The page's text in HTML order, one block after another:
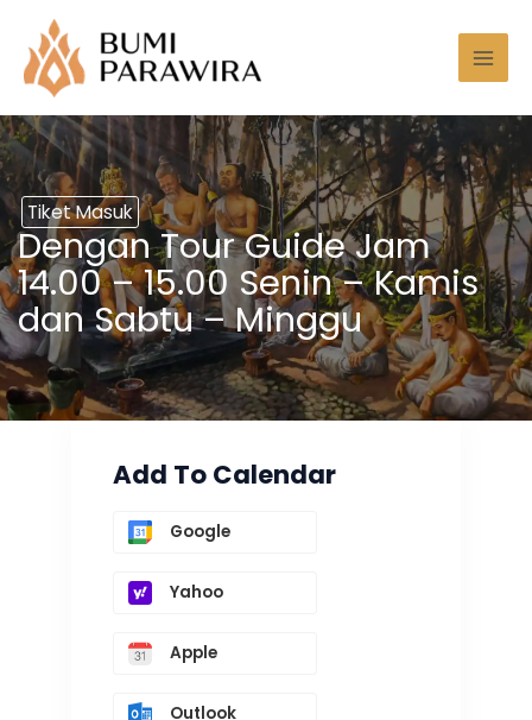
konten
Tiket Masuk
Dengan Tour Guide Jam
14.00 – 15.00 Senin – Kamis
dan Sabtu – Minggu
Add To Calendar
Google
Yahoo
Apple
Outlook